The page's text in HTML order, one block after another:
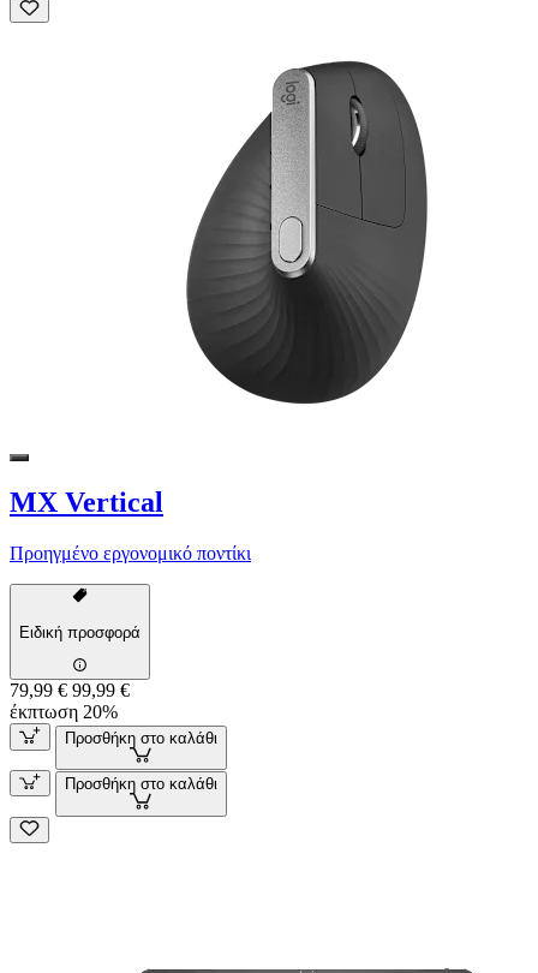
MX Vertical
Προηγμένο εργονομικό ποντίκι
Ειδική προσφορά
79,99 € 99,99 €
έκπτωση 20%
Προσθήκη στο καλάθι
Προσθήκη στο καλάθι